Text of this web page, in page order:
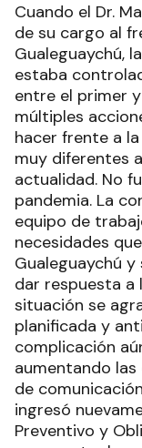
Cuando el Dr.
de su cargo al
Gualeguaychú,
estaba
entre el primer
múltiples
hacer frente a
muy diferentes
actualidad. No
pandemia. La
equipo de
necesidades
Gualeguaychú
dar respuesta a
situación se
planificada y
complicación
aumentando
de
ingresó
Preventivo y